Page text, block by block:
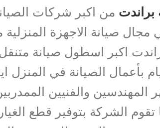
براندت من اكبر شركات
اكبر اسطول صيانة
بأعمال الصيانة في
المهندسين والفنيين
الشركة بتوفير قطع